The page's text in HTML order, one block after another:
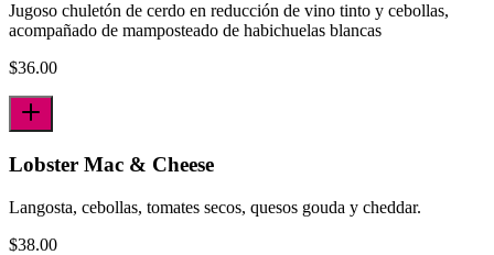
Jugoso chuletón de cerdo en reducción de vino tinto y cebollas,
acompañado de mamposteado de habichuelas blancas
$36.00
Lobster Mac & Cheese
Langosta, cebollas, tomates secos, quesos gouda y cheddar.
$38.00